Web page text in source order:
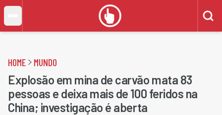
HOME MUNDO
Explosão em mina de carvão mata 83
pessoas e deixa mais de 100 feridos na
China; investigação é aberta